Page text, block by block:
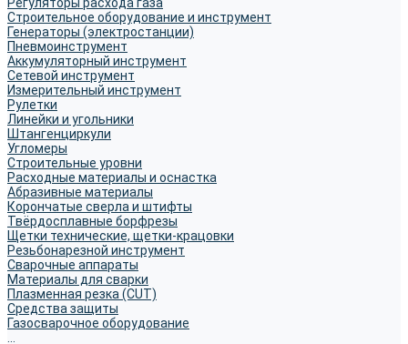
Строительное оборудование и инструмент
Генераторы (электростанции)
Пневмоинструмент
Аккумуляторный инструмент
Сетевой инструмент
Измерительный инструмент
Рулетки
Линейки и угольники
Штангенциркули
Угломеры
Строительные уровни
Расходные материалы и оснастка
Абразивные материалы
Корончатые сверла и штифты
Твёрдосплавные борфрезы
Щетки технические, щетки-крацовки
Резьбонарезной инструмент
Сварочные аппараты
Материалы для сварки
Плазменная резка (CUT)
Средства защиты
Газосварочное оборудование